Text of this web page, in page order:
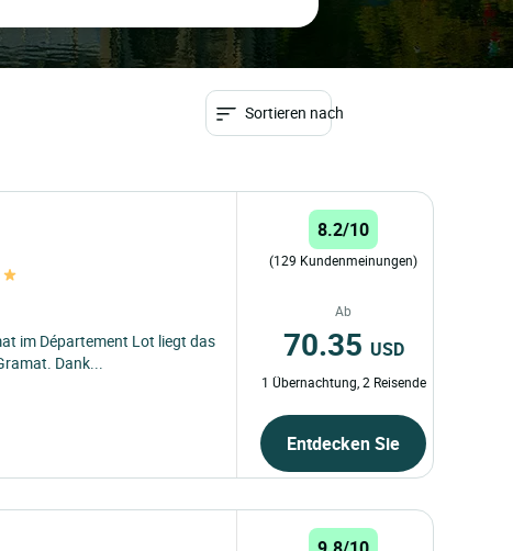
Sortieren nach
im Département Lot liegt das
Dank...
8.2/10
(129 Kundenmeinungen)
Ab
70.35 USD
1 Übernachtung, 2 Reisende
Entdecken Sie